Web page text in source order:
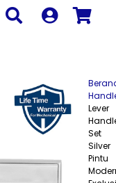
Lever
Set
Silver
Pintu